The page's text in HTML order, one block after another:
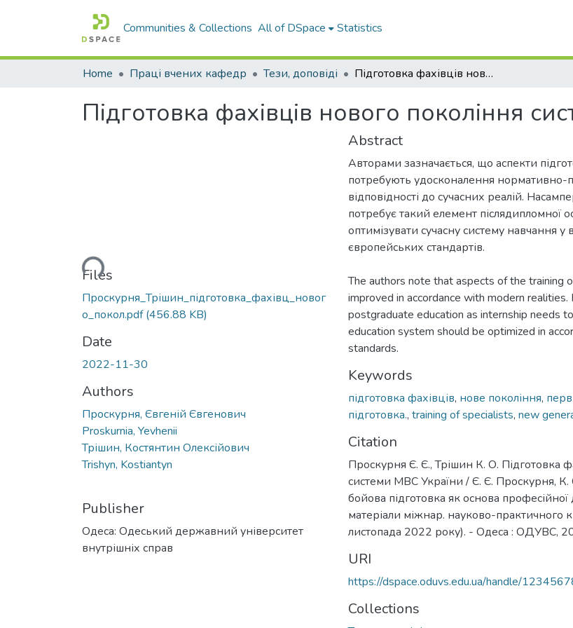
Communities & Collections All of DSpace Statistics
Home Праці вчених кафедр Тези, доповіді Підготовка фахівців нового покоління системи МВС України
Підготовка фахівців нового покоління
Loading...
Files
Проскурня_Трішин_підготовка_фахівц_новог
о_покол.pdf(456.88 KB)
Date
2022-11-30
Authors
Проскурня, Євгеній Євгенович
Proskurnia, Yevhenii
Трішин, Костянтин Олексійович
Trishyn, Kostiantyn
Publisher
Одеса: Одеський державний університет
внутрішніх справ
Abstract
Авторами зазначається, що аспекти
потребують удосконалення нормативно-
відповідності до сучасних реалій.
потребує такий елемент післядипломної
оптимізувати сучасну систему навчання у
європейських стандартів.
The authors note that aspects of the training
improved in accordance with modern
postgraduate education as internship needs
education system should be optimized in
standards.
Keywords
підготовка фахівців, нове покоління,
підготовка., training of specialists, new
Citation
Проскурня Є. Є., Трішин К. О. Підготовка
системи МВС України / Є. Є. Проскурня,
бойова підготовка як основа професійної
матеріали міжнар. науково-практичного
листопада 2022 року). - Одеса : ОДУВС,
URI
https://dspace.oduvs.edu.ua/handle/
Collections